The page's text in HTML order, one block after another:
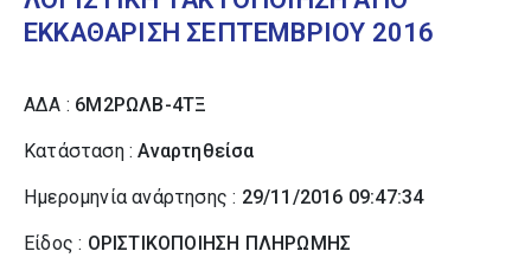
ΕΚΚΑΘΑΡΙΣΗ ΣΕΠΤΕΜΒΡΙΟΥ 2016
ΑΔΑ : 6Μ2ΡΩΛΒ-4ΤΞ
Κατάσταση :Αναρτηθείσα
Ημερομηνία ανάρτησης : 29/11/2016 09:47:34
Είδος : ΟΡΙΣΤΙΚΟΠΟΙΗΣΗ ΠΛΗΡΩΜΗΣ